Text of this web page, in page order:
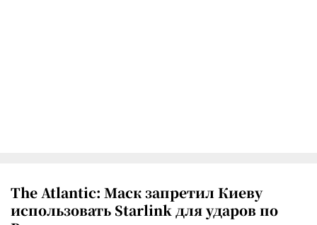
The Atlantic: Маск запретил Киеву
использовать Starlink для ударов по